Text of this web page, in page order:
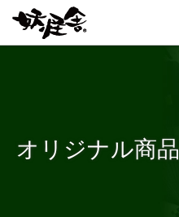
オリジナル商品